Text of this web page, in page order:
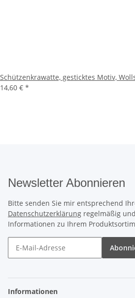
Schützenkrawatte, gesticktes Motiv,
14,60 € *
Newsletter Abonnieren
Bitte senden Sie mir entsprechend
Datenschutzerklärung regelmäßig
Informationen zu Ihrem
Informationen